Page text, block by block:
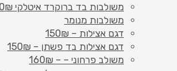
משולבות בד ברוקרד איטלקי 150₪
משולבות מנומר
דגם אצילות – 150₪
דגם אצילות בד פשתן – 150₪
משולב פרחוני – – 160₪